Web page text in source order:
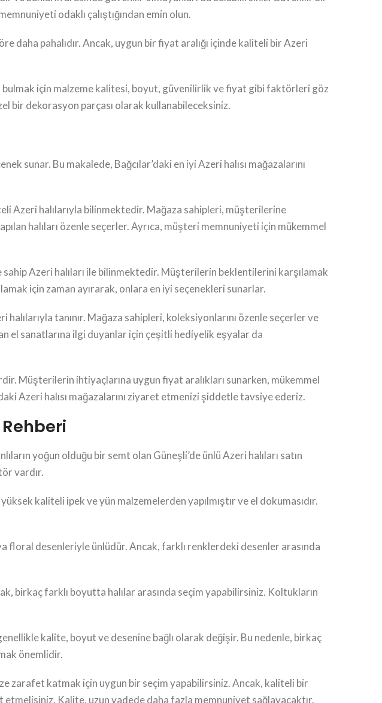
odaklı çalıştığından emin olun.
daha pahalıdır. Ancak, uygun bir fiyat aralığı içinde kaliteli bir Azeri
bulmak için malzeme kalitesi, boyut, güvenilirlik ve fiyat gibi faktörleri göz
bir dekorasyon parçası olarak kullanabileceksiniz.
sunar. Bu makalede, Bağcılar’daki en iyi Azeri halısı mağazalarını
Azeri halılarıyla bilinmektedir. Mağaza sahipleri, müşterilerine
halıları özenle seçerler. Ayrıca, müşteri memnuniyeti için mükemmel
Azeri halıları ile bilinmektedir. Müşterilerin beklentilerini karşılamak
için zaman ayırarak, onlara en iyi seçenekleri sunarlar.
halılarıyla tanınır. Mağaza sahipleri, koleksiyonlarını özenle seçerler ve
el sanatlarına ilgi duyanlar için çeşitli hediyelik eşyalar da
Müşterilerin ihtiyaçlarına uygun fiyat aralıkları sunarken, mükemmel
Azeri halısı mağazalarını ziyaret etmenizi şiddetle tavsiye ederiz.
Rehberi
yoğun olduğu bir semt olan Güneşli’de ünlü Azeri halıları satın
vardır.
kaliteli ipek ve yün malzemelerden yapılmıştır ve el dokumasıdır.
floral desenleriyle ünlüdür. Ancak, farklı renklerdeki desenler arasında
birkaç farklı boyutta halılar arasında seçim yapabilirsiniz. Koltukların
kalite, boyut ve desenine bağlı olarak değişir. Bu nedenle, birkaç
önemlidir.
zarafet katmak için uygun bir seçim yapabilirsiniz. Ancak, kaliteli bir
etmelisiniz. Kalite, uzun vadede daha fazla memnuniyet sağlayacaktır.